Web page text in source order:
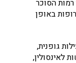
הסוכר
באופן
גופנית,
לאינסולין,